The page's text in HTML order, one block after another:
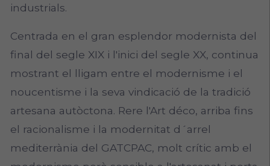
industrials.
Centrada en el gran esplendor modernista del
final del segle XIX i l'inici del segle XX, continua
mostrant el lligam entre el modernisme i el
noucentisme i la seva vindicació de la tradició
artesana autòctona. Rere l'Art déco, arriba fins
el racionalisme i la modernitat d´arrel
mediterrània del GATCPAC, molt crític amb el